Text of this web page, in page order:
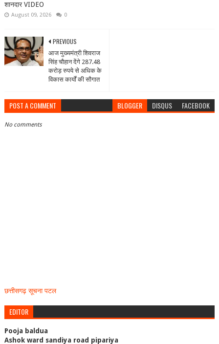
शानदार VIDEO
August 09, 2026 0
PREVIOUS
आज मुख्यमंत्री शिवराज
सिंह चौहान देंगे 287.48
करोड़ रुपये से अधिक के
विकास कार्यों की सौगात
POST A COMMENT BLOGGER DISQUS FACEBOOK
No comments
छत्तीसगढ़ सूचना पटल
EDITOR
Pooja baldua
Ashok ward sandiya road pipariya